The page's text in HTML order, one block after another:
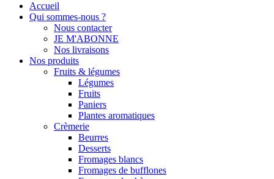
Accueil
Qui sommes-nous ?
Nous contacter
JE M'ABONNE
Nos livraisons
Nos produits
Fruits & légumes
Légumes
Fruits
Paniers
Plantes aromatiques
Crèmerie
Beurres
Desserts
Fromages blancs
Fromages de bufflones